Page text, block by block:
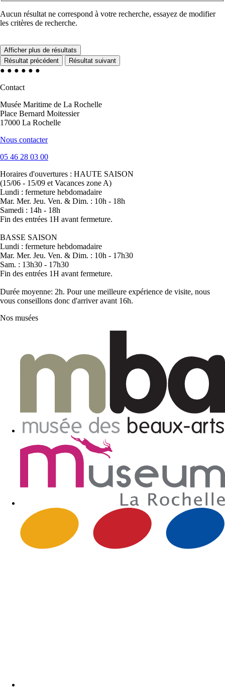
Aucun résultat ne correspond à votre recherche, essayez de modifier
les critères de recherche.
Afficher plus de résultats
Résultat précédent
Résultat suivant
● ● ● ● ● ●
Contact
Musée Maritime de La Rochelle
Place Bernard Moitessier
17000 La Rochelle
Nous contacter
05 46 28 03 00
Horaires d'ouvertures : HAUTE SAISON
(15/06 - 15/09 et Vacances zone A)
Lundi : fermeture hebdomadaire
Mar. Mer. Jeu. Ven. & Dim. : 10h - 18h
Samedi : 14h - 18h
Fin des entrées 1H avant fermeture.
BASSE SAISON
Lundi : fermeture hebdomadaire
Mar. Mer. Jeu. Ven. & Dim. : 10h - 17h30
Sam. : 13h30 - 17h30
Fin des entrées 1H avant fermeture.
Durée moyenne: 2h. Pour une meilleure expérience de visite, nous
vous conseillons donc d'arriver avant 16h.
Nos musées